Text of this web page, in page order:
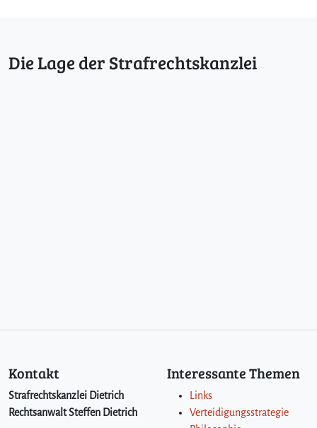
Die Lage der Strafrechtskanzlei
Kontakt
Strafrechtskanzlei Dietrich
Rechtsanwalt Steffen Dietrich
Interessante Themen
Links
Verteidigungsstrategie